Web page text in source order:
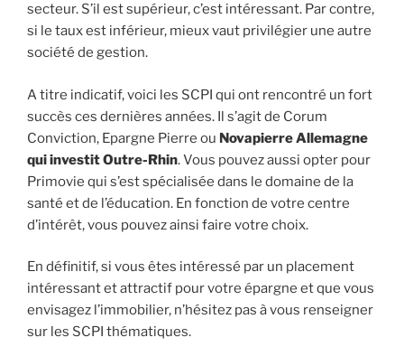
secteur. S’il est supérieur, c’est intéressant. Par contre,
si le taux est inférieur, mieux vaut privilégier une autre
société de gestion.
A titre indicatif, voici les SCPI qui ont rencontré un fort
succès ces dernières années. Il s’agit de Corum
Conviction, Epargne Pierre ou Novapierre Allemagne
qui investit Outre-Rhin. Vous pouvez aussi opter pour
Primovie qui s’est spécialisée dans le domaine de la
santé et de l’éducation. En fonction de votre centre
d’intérêt, vous pouvez ainsi faire votre choix.
En définitif, si vous êtes intéressé par un placement
intéressant et attractif pour votre épargne et que vous
envisagez l’immobilier, n’hésitez pas à vous renseigner
sur les SCPI thématiques.